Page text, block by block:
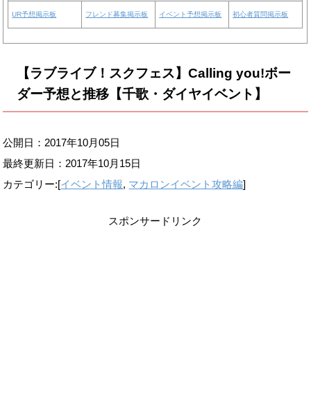
UR予想掲示板 フレンド募集掲示板 イベント予想掲示板 初心者質問掲示板
【ラブライブ！スクフェス】Calling you!ボー
ダー予想と推移【千歌・ダイヤイベント】
公開日：2017年10月05日
最終更新日： 2017年10月15日
カテゴリー:[イベント情報, マカロンイベント攻略編]
スポンサードリンク